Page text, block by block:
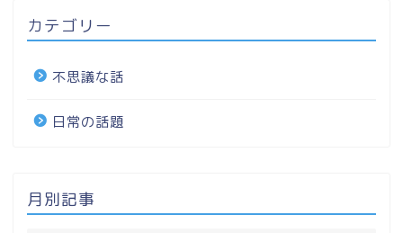
カテゴリー
不思議な話
日常の話題
月別記事